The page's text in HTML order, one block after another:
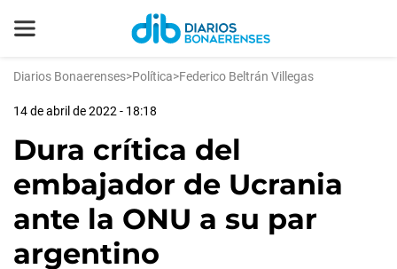
Diarios Bonaerenses>Política>Federico Beltrán Villegas
14 de abril de 2022 - 18:18
Dura crítica del
embajador de Ucrania
ante la ONU a su par
argentino